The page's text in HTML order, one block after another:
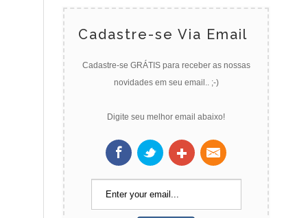
Cadastre-se Via Email
Cadastre-se GRÁTIS para receber as nossas
novidades em seu email.. ;-)
Digite seu melhor email abaixo!